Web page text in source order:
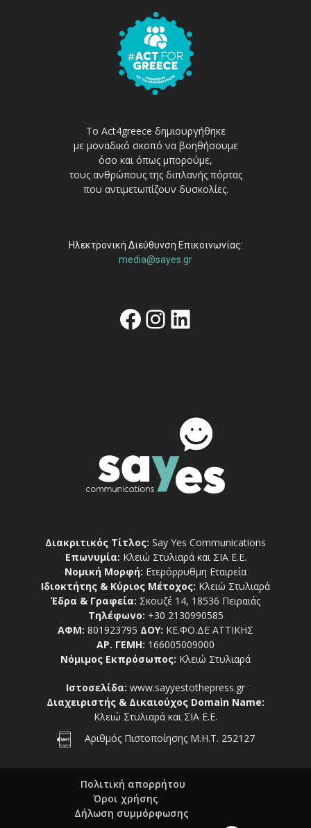
Το Act4greece δημιουργήθηκε
με μοναδικό σκοπό να βοηθήσουμε
όσο και όπως μπορούμε,
τους ανθρώπους της διπλανής πόρτας
που αντιμετωπίζουν δυσκολίες.
Ηλεκτρονική Διεύθυνση Επικοινωνίας:
media@sayes.gr
Facebook
Instagram
Linkedin
Διακριτικός Τίτλος: Say Yes Communications
Επωνυμία: Κλειώ Στυλιαρά και ΣΙΑ Ε.Ε.
Νομική Μορφή: Ετερόρρυθμη Εταιρεία
Ιδιοκτήτης & Κύριος Μέτοχος: Κλειώ Στυλιαρά
Έδρα & Γραφεία: Σκουζέ 14, 18536 Πειραιάς
Τηλέφωνο: +30 2130990585
ΑΦΜ: 801923795 ΔΟΥ: ΚΕ.ΦΟ.ΔΕ ΑΤΤΙΚΗΣ
ΑΡ. ΓΕΜΗ: 166005009000
Νόμιμος Εκπρόσωπος: Κλειώ Στυλιαρά
Ιστοσελίδα: www.sayyestothepress.gr
Διαχειριστής & Δικαιούχος Domain Name:
Κλειώ Στυλιαρά και ΣΙΑ Ε.Ε.
Αριθμός Πιστοποίησης Μ.Η.Τ. 252127
Πολιτική απορρήτου
Όροι χρήσης
Δήλωση συμμόρφωσης